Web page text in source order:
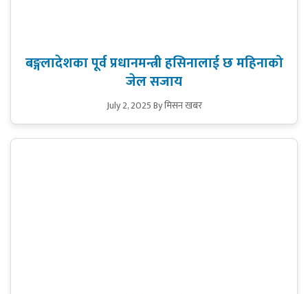
बङ्गलादेशका पूर्व प्रधानमन्त्री हसिनालाई छ महिनाको
जेल सजाय
July 2, 2025By मिसन खबर